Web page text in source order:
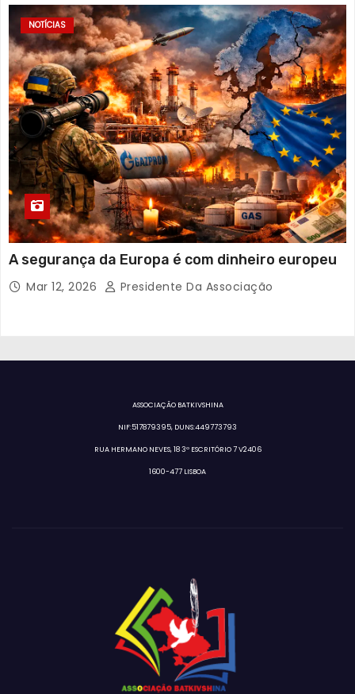
NOTÍCIAS
A segurança da Europa é com dinheiro europeu
Mar 12, 2026 Presidente Da Associação
ASSOCIAÇÃO BATKIVSHINA
NIF:517879395, DUNS:449773793
RUA HERMANO NEVES, 18 3º ESCRITÓRIO 7 V2406
1600-477 LISBOA